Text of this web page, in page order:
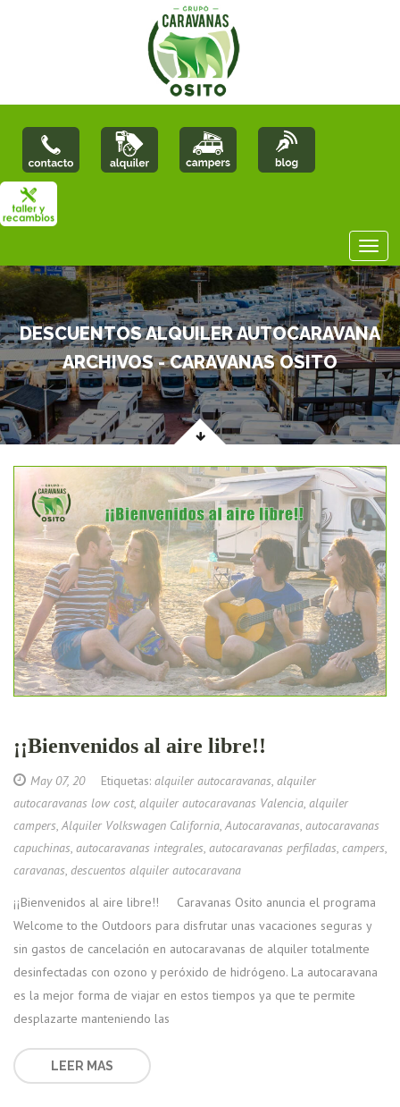
DESCUENTOS ALQUILER AUTOCARAVANA
ARCHIVOS - CARAVANAS OSITO
¡¡Bienvenidos al aire libre!!
May 07, 20Etiquetas: alquiler autocaravanas, alquiler
autocaravanas low cost, alquiler autocaravanas Valencia, alquiler
campers, Alquiler Volkswagen California, Autocaravanas, autocaravanas
capuchinas, autocaravanas integrales, autocaravanas perfiladas, campers,
caravanas, descuentos alquiler autocaravana
¡¡Bienvenidos al aire libre!! Caravanas Osito anuncia el programa
Welcome to the Outdoors para disfrutar unas vacaciones seguras y
sin gastos de cancelación en autocaravanas de alquiler totalmente
desinfectadas con ozono y peróxido de hidrógeno. La autocaravana
es la mejor forma de viajar en estos tiempos ya que te permite
desplazarte manteniendo las
LEER MAS